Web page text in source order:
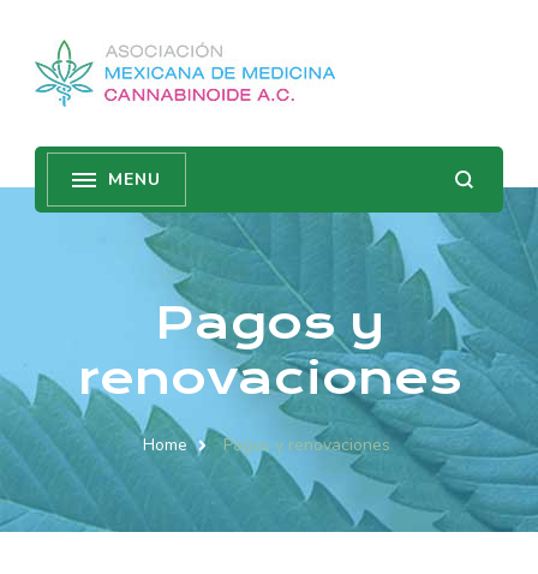
Pagos y
renovaciones
Home Pagos y renovaciones